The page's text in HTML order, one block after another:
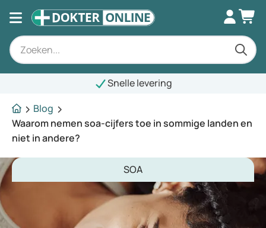
Snelle levering
Blog
Waarom nemen soa-cijfers toe in sommige landen en
niet in andere?
SOA